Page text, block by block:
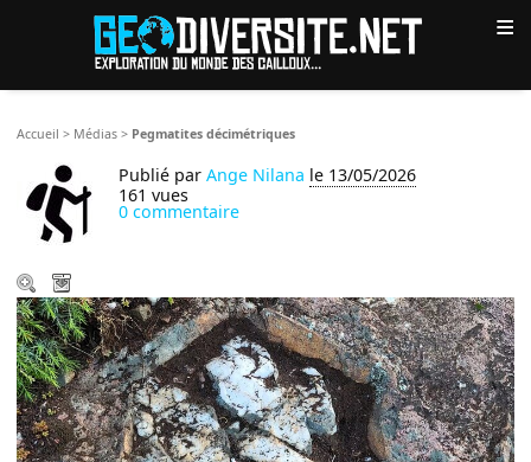
≡
Accueil > Médias > Pegmatites décimétriques
Publié parAnge Nilana le 13/05/2026
161 vues
0 commentaire